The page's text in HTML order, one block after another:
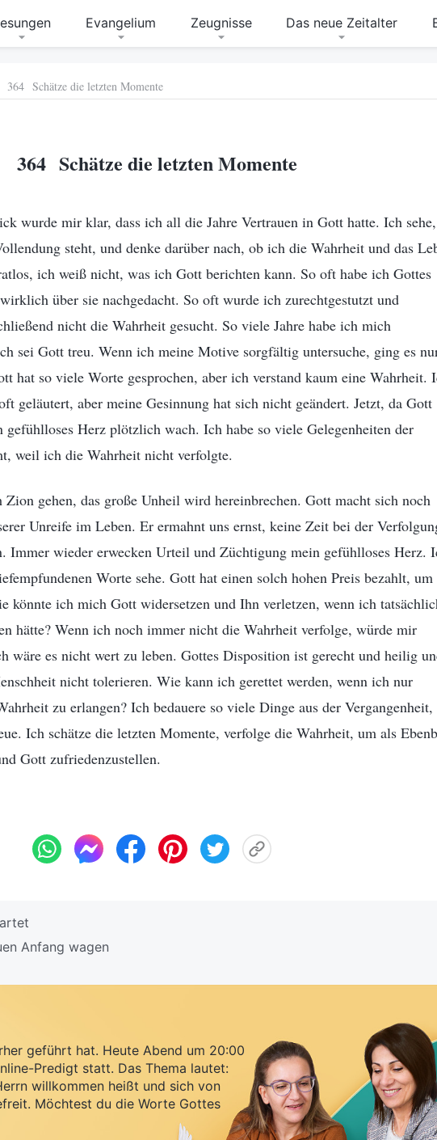
Evangelium Zeugnisse Das neue Zeitalter
364 Schätze die letzten Momente
364 Schätze die letzten Momente
wurde mir klar, dass ich all die Jahre Vertrauen in Gott hatte. Ich sehe,
steht, und denke darüber nach, ob ich die Wahrheit und das
ich weiß nicht, was ich Gott berichten kann. So oft habe ich Gottes
über sie nachgedacht. So oft wurde ich zurechtgestutzt und
nicht die Wahrheit gesucht. So viele Jahre habe ich mich
sei Gott treu. Wenn ich meine Motive sorgfältig untersuche, ging es
hat so viele Worte gesprochen, aber ich verstand kaum eine Wahrheit.
geläutert, aber meine Gesinnung hat sich nicht geändert. Jetzt, da Gott
Herz plötzlich wach. Ich habe so viele Gelegenheiten der
weil ich die Wahrheit nicht verfolgte.
gehen, das große Unheil wird hereinbrechen. Gott macht sich noch
Unreife im Leben. Er ermahnt uns ernst, keine Zeit bei der
Immer wieder erwecken Urteil und Züchtigung mein gefühlloses Herz.
Worte sehe. Gott hat einen solch hohen Preis bezahlt,
könnte ich mich Gott widersetzen und Ihn verletzen, wenn ich
hätte? Wenn ich noch immer nicht die Wahrheit verfolge, würde mir
wäre es nicht wert zu leben. Gottes Disposition ist gerecht und heilig
nicht tolerieren. Wie kann ich gerettet werden, wenn ich nur
zu erlangen? Ich bedauere so viele Dinge aus der Vergangenheit,
Ich schätze die letzten Momente, verfolge die Wahrheit, um als
Gott zufriedenzustellen.
Anfang wagen
geführt hat. Heute Abend um 20:00
Predigt statt. Das Thema lautet:
willkommen heißt und sich von
Möchtest du die Worte Gottes